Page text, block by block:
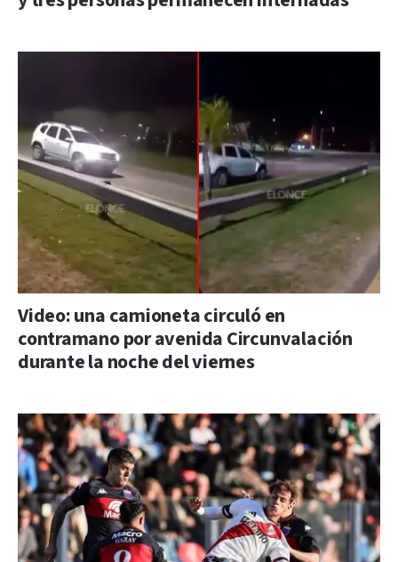
Video: una camioneta circuló en
contramano por avenida Circunvalación
durante la noche del viernes